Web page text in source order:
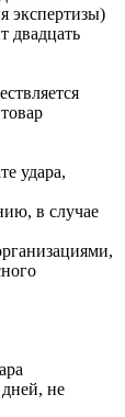
экспертизы)
двадцать
удара,
в случае
не